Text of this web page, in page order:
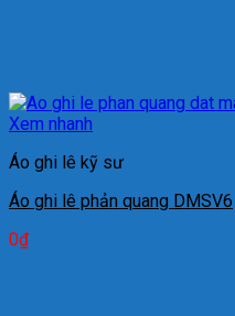
Xem nhanh
Áo ghi lê kỹ sư
Áo ghi lê phản quang DMSV6
0₫